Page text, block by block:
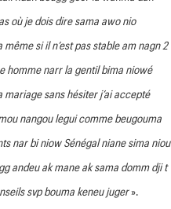
où je dois dire sama awo nio
si il n’est pas stable am nagn 2
homme narr la gentil bima niowé
sans hésiter j’ai accepté
nangou legui comme beugouma
nar bi niow Sénégal niane sima niou
andeu ak mane ak sama domm dji t
svp bouma keneu juger».